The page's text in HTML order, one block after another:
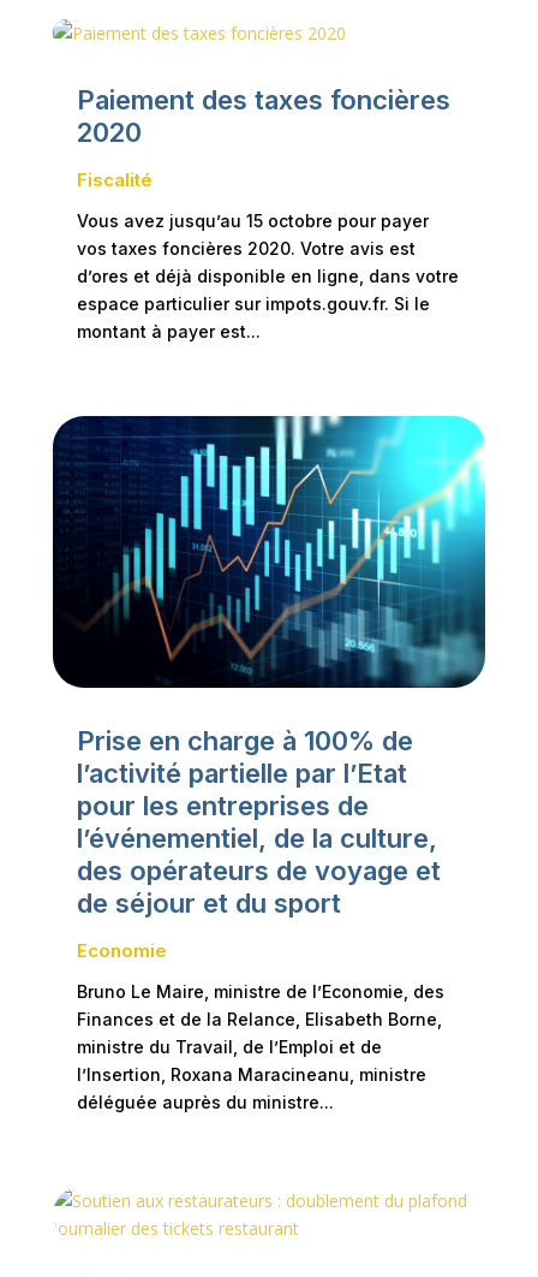
Paiement des taxes foncières
2020
Fiscalité
Vous avez jusqu’au 15 octobre pour payer
vos taxes foncières 2020. Votre avis est
d’ores et déjà disponible en ligne, dans votre
espace particulier sur impots.gouv.fr. Si le
montant à payer est...
Prise en charge à 100% de
l’activité partielle par l’Etat
pour les entreprises de
l’événementiel, de la culture,
des opérateurs de voyage et
de séjour et du sport
Economie
Bruno Le Maire, ministre de l’Economie, des
Finances et de la Relance, Elisabeth Borne,
ministre du Travail, de l’Emploi et de
l’Insertion, Roxana Maracineanu, ministre
déléguée auprès du ministre...